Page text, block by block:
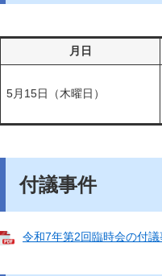
月日
5月15日（木曜日）
付議事件
令和7年第2回臨時会の付